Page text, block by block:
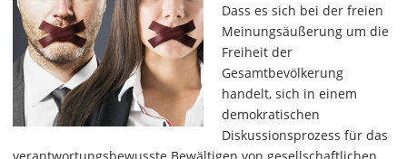
Dass es sich bei der freien
Meinungsäußerung um die
Freiheit der
Gesamtbevölkerung
handelt, sich in einem
demokratischen
Diskussionsprozess für das